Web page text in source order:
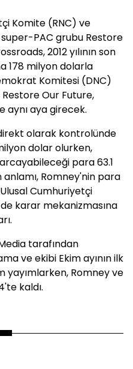
Komite (RNC) ve
super-PAC grubu Restore
2012 yılının son
178 milyon dolarla
Komitesi (DNC)
Our Future,
aynı aya girecek.
olarak kontrolünde
dolar olurken,
para 63.1
anlamı, Romney'nin para
Cumhuriyetçi
karar mekanizmasına
tarafından
ve ekibi Ekim ayının ilk
yayımlarken, Romney ve
kaldı.